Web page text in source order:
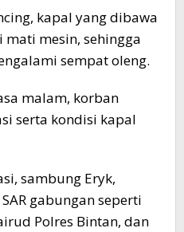
kapal yang dibawa
mesin, sehingga
sempat oleng.
malam, korban
serta kondisi kapal
sambung Eryk,
gabungan seperti
Polres Bintan, dan